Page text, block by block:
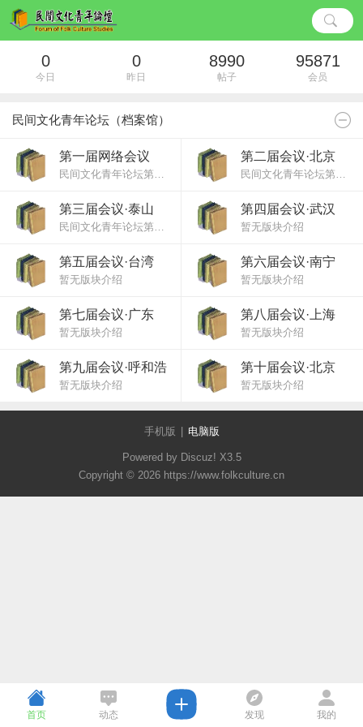
0
今日
0
昨日
8990
帖子
95871
会员
民间文化青年论坛（档案馆）
第一届网络会议
民间文化青年论坛第一次网络学术会议论文专区
第二届会议·北京
民间文化青年论坛第二次学术会议论文专区
第三届会议·泰山
民间文化青年论坛第三届学术会议专区
第四届会议·武汉
暂无版块介绍
第五届会议·台湾
暂无版块介绍
第六届会议·南宁
暂无版块介绍
第七届会议·广东
暂无版块介绍
第八届会议·上海
暂无版块介绍
第九届会议·呼和浩
特
暂无版块介绍
第十届会议·北京
暂无版块介绍
手机版 电脑版
Powered by Discuz! X3.5
Copyright © 2026 https://www.folkculture.cn
首页 动态 发现 我的